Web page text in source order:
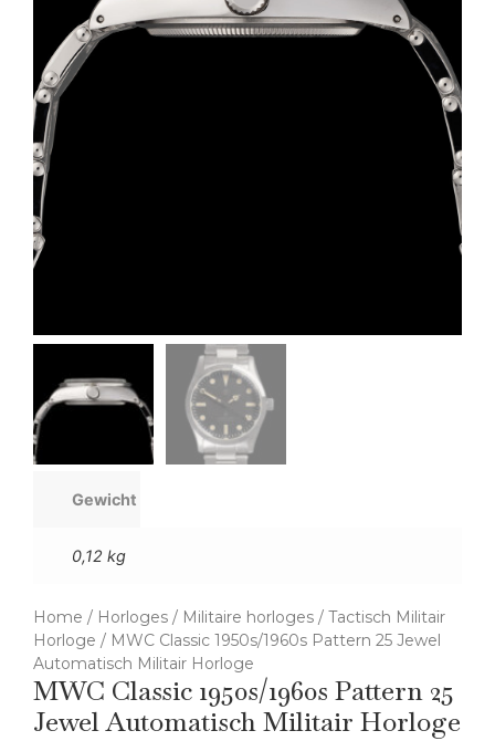
Gewicht
0,12 kg
Home / Horloges / Militaire horloges / Tactisch Militair
Horloge / MWC Classic 1950s/1960s Pattern 25 Jewel
Automatisch Militair Horloge
MWC Classic 1950s/1960s Pattern 25
Jewel Automatisch Militair Horloge